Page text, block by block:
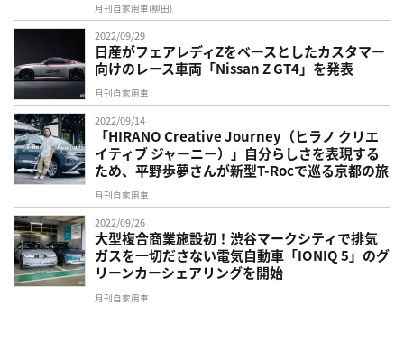
月刊自家用車(柳田)
2022/09/29
日産がフェアレディZをベースとしたカスタマー
向けのレース車両「Nissan Z GT4」を発表
月刊自家用車
2022/09/14
「HIRANO Creative Journey（ヒラノ クリエ
イティブ ジャーニー）」自分らしさを表現する
ため、平野歩夢さんが新型T-Rocで巡る京都の旅
月刊自家用車
2022/09/26
大型複合商業施設初！渋谷マークシティで排気
ガスを一切ださない電気自動車「IONIQ 5」のグ
リーンカーシェアリングを開始
月刊自家用車